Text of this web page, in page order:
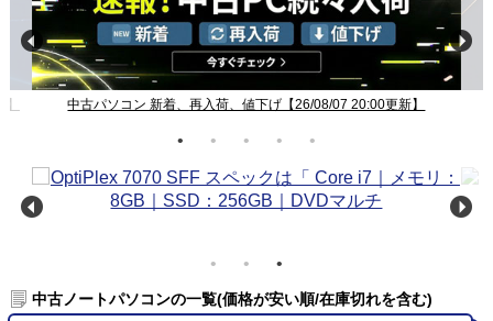
中古パソコン 新着、再入荷、値下げ【26/08/07 20:00更新】
中古ノートパソコンの一覧(価格が安い順/在庫切れを含む)